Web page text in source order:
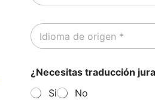
e
C
t
a
c
e
o
e
c
t
I
d
m
a
d
¿Necesitas traducción
Si
No